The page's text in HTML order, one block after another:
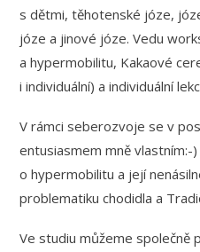
s dětmi, těhotenské józe,
józe a jinové józe. Vedu
a hypermobilitu, Kakaové
i individuální) a individuální
V rámci seberozvoje se v
entusiasmem mně vlastním:-
o hypermobilitu a její
problematiku chodidla a
Ve studiu můžeme společně